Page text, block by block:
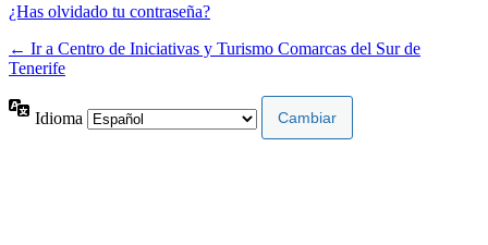
¿Has olvidado tu contraseña?
← Ir a Centro de Iniciativas y Turismo Comarcas del Sur de
Tenerife
Idioma